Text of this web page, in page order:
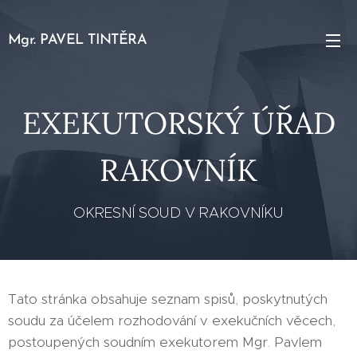
Mgr. PAVEL TINTĚRA
EXEKUTORSKÝ ÚŘAD
RAKOVNÍK
OKRESNÍ SOUD V RAKOVNÍKU
Tato stránka obsahuje seznam spisů, poskytnutých
soudu za účelem rozhodování v exekučních věcech,
postoupených soudním exekutorem Mgr. Pavlem